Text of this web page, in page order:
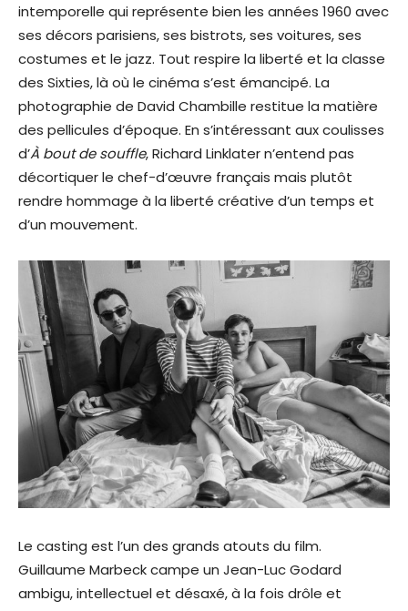
intemporelle qui représente bien les années 1960 avec
ses décors parisiens, ses bistrots, ses voitures, ses
costumes et le jazz. Tout respire la liberté et la classe
des Sixties, là où le cinéma s’est émancipé. La
photographie de David Chambille restitue la matière
des pellicules d’époque. En s’intéressant aux coulisses
d’À bout de souffle, Richard Linklater n’entend pas
décortiquer le chef-d’œuvre français mais plutôt
rendre hommage à la liberté créative d’un temps et
d’un mouvement.
Le casting est l’un des grands atouts du film.
Guillaume Marbeck campe un Jean-Luc Godard
ambigu, intellectuel et désaxé, à la fois drôle et